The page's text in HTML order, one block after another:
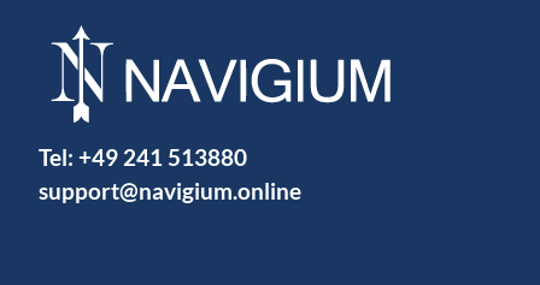
Tel: +49 241 513880
support@navigium.online